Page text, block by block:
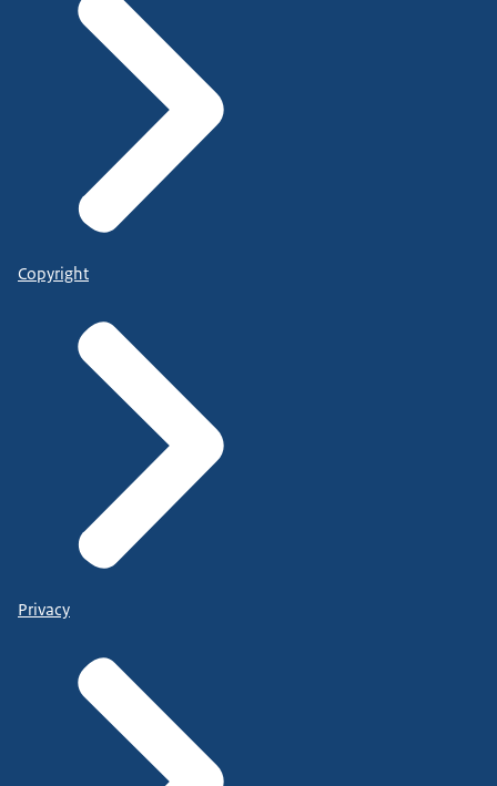
Copyright
Privacy